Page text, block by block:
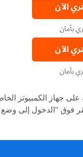
على جهاز الكمبيوتر
فوق "الدخول إلى وضع